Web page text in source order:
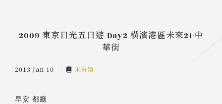
2009 東京日光五日遊 Day2 橫濱港區未來21/中
華街
2013 Jan 10 未分類
早安 都廳